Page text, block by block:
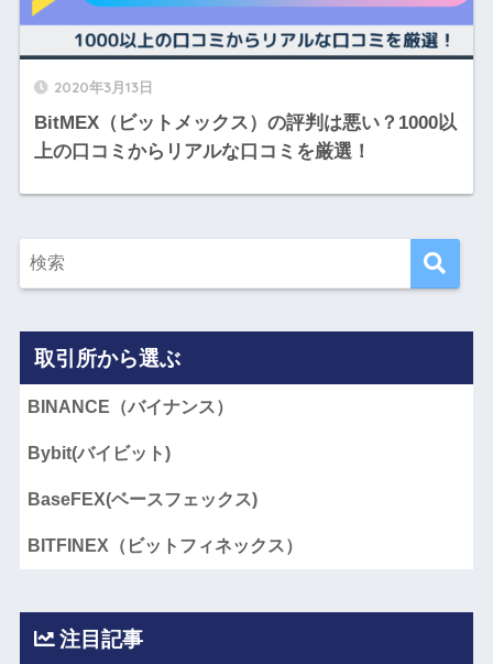
2020年3月13日
BitMEX（ビットメックス）の評判は悪い？1000以
上の口コミからリアルな口コミを厳選！
取引所から選ぶ
BINANCE（バイナンス）
Bybit(バイビット)
BaseFEX(ベースフェックス)
BITFINEX（ビットフィネックス）
注目記事